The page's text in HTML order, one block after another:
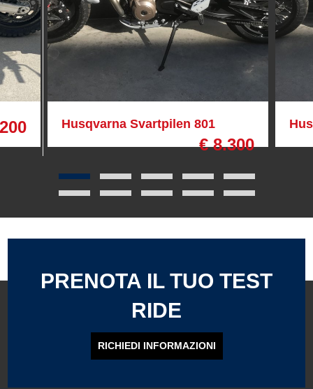
Husqvarna Svartpilen 801
€ 8.300
PRENOTA IL TUO TEST
RIDE
RICHIEDI INFORMAZIONI